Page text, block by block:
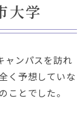
LINE
大学
ャンパスを訪れ
く予想していな
ことでした。